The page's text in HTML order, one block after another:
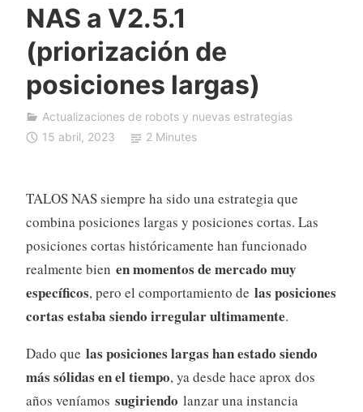
NAS a V2.5.1
(priorización de
posiciones largas)
F
D
A
u
t
o
T
d
g
Actualizaciones de robots y nuevas estrategias
15 abril, 2023
2 Minutes
TALOS NAS siempre ha sido una estrategia que
combina posiciones largas y posiciones cortas. Las
posiciones cortas históricamente han funcionado
realmente bien en momentos de mercado muy
específicos, pero el comportamiento de las posiciones
cortas estaba siendo irregular ultimamente.
Dado que las posiciones largas han estado siendo
más sólidas en el tiempo, ya desde hace aprox dos
años veníamos sugiriendo lanzar una instancia